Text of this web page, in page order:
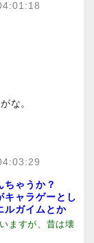
な。
ゃうか？
キャラゲーとし
ルガイムとか
ますが、昔は壊